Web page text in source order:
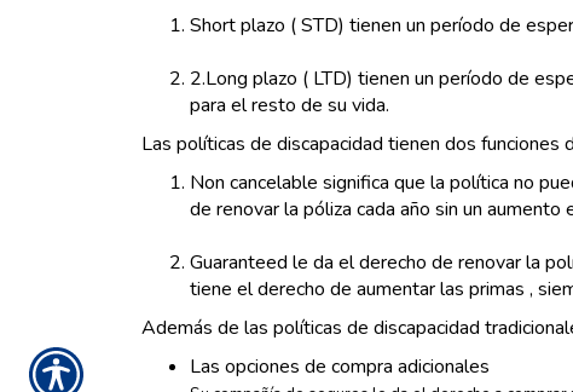
Short plazo ( STD) tienen un período de
2.Long plazo ( LTD) tienen un período de
para el resto de su vida.
Las políticas de discapacidad tienen dos
Non cancelable significa que la política no
de renovar la póliza cada año sin un
Guaranteed le da el derecho de renovar la
tiene el derecho de aumentar las primas ,
Además de las políticas de discapacidad
Las opciones de compra adicionales